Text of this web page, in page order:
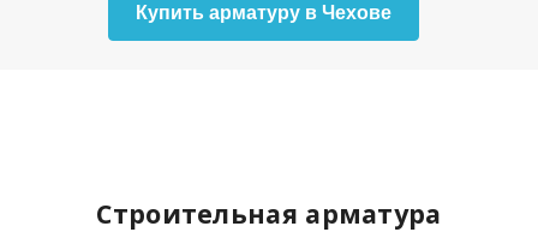
Купить арматуру в Чехове
Строительная арматура